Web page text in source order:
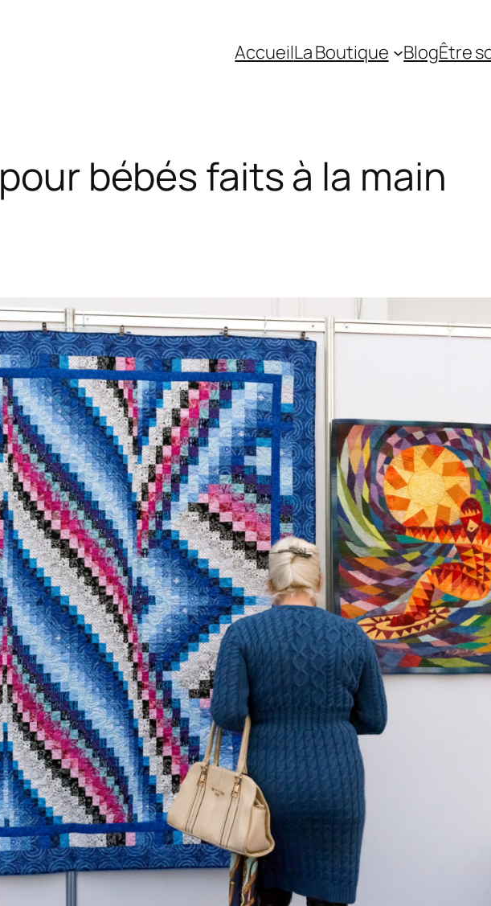
AccueilLa Boutique BlogÊtre
bébés faits à la main